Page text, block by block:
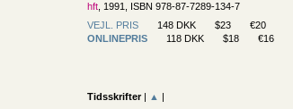
hft , 1991, ISBN 978-87-7289-134-7
VEJL. PRIS
148 DKK $23
€20
ONLINEPRIS
118 DKK $18 €16
Tidsskrifter| ▲ |